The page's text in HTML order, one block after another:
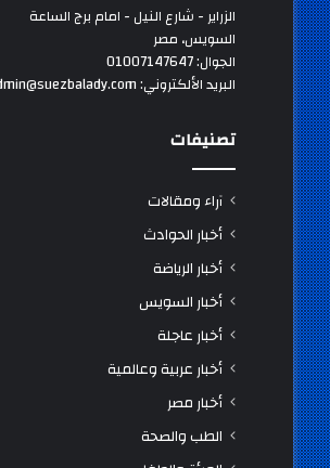
الزراير - شارع النيل - امام برج الساعة
السويس، مصر
الجوال: 01007147647
البريد الألكتروني: admin@suezbalady.com
تصنيفات
آراء ومقالات
أخبار الحوادث
أخبار الرياضة
أخبار السويس
أخبار عاجلة
أخبار عربية وعالمية
أخبار مصر
الطب والصحة